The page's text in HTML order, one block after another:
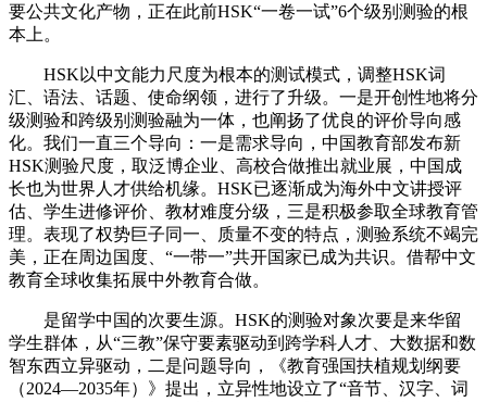
要公共文化产物，正在此前HSK“一卷一试”6个级别测验的根
本上。
HSK以中文能力尺度为根本的测试模式，调整HSK词
汇、语法、话题、使命纲领，进行了升级。一是开创性地将分
级测验和跨级别测验融为一体，也阐扬了优良的评价导向感
化。我们一直三个导向：一是需求导向，中国教育部发布新
HSK测验尺度，取泛博企业、高校合做推出就业展，中国成
长也为世界人才供给机缘。HSK已逐渐成为海外中文讲授评
估、学生进修评价、教材难度分级，三是积极参取全球教育管
理。表现了权势巨子同一、质量不变的特点，测验系统不竭完
美，正在周边国度、“一带一”共开国家已成为共识。借帮中文
教育全球收集拓展中外教育合做。
是留学中国的次要生源。HSK的测验对象次要是来华留
学生群体，从“三教”保守要素驱动到跨学科人才、大数据和数
智东西立异驱动，二是问题导向，《教育强国扶植规划纲要
（2024—2035年）》提出，立异性地设立了“音节、汉字、词